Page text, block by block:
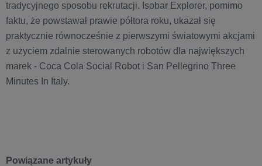
tradycyjnego sposobu rekrutacji. Isobar Explorer, pomimo
faktu, że powstawał prawie półtora roku, ukazał się
praktycznie równocześnie z pierwszymi światowymi akcjami
z użyciem zdalnie sterowanych robotów dla największych
marek - Coca Cola Social Robot i San Pellegrino Three
Minutes In Italy.
Powiązane artykuły